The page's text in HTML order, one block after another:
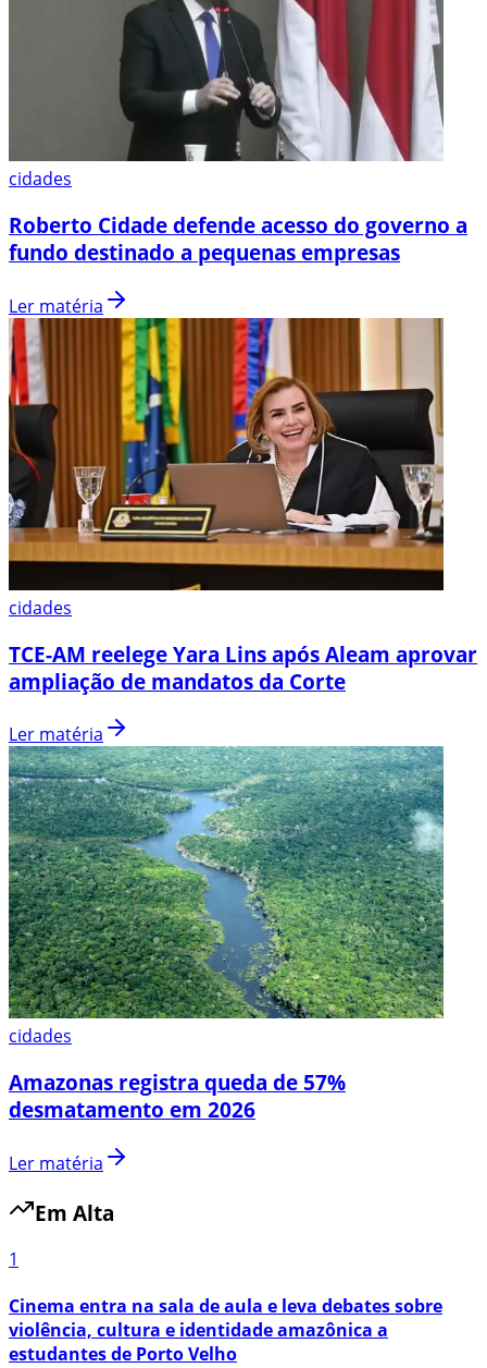
cidades
Roberto Cidade defende acesso do governo a
fundo destinado a pequenas empresas
Ler matéria
cidades
TCE-AM reelege Yara Lins após Aleam aprovar
ampliação de mandatos da Corte
Ler matéria
cidades
Amazonas registra queda de 57%
desmatamento em 2026
Ler matéria
Em Alta
1
Cinema entra na sala de aula e leva debates sobre
violência, cultura e identidade amazônica a
estudantes de Porto Velho